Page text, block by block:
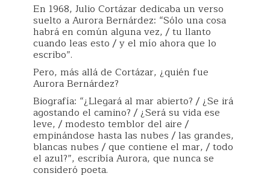
En 1968, Julio Cortázar dedicaba un verso
suelto a Aurora Bernárdez: “Sólo una cosa
habrá en común alguna vez, / tu llanto
cuando leas esto / y el mío ahora que lo
escribo”.
Pero, más allá de Cortázar, ¿quién fue
Aurora Bernárdez?
Biografía: “¿Llegará al mar abierto? / ¿Se irá
agostando el camino? / ¿Será su vida ese
leve, / modesto temblor del aire /
empinándose hasta las nubes / las grandes,
blancas nubes / que contiene el mar, / todo
el azul?”, escribía Aurora, que nunca se
consideró poeta.